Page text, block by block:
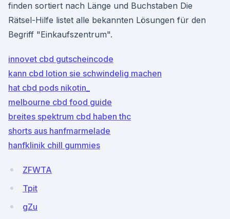
finden sortiert nach Länge und Buchstaben Die
Rätsel-Hilfe listet alle bekannten Lösungen für den
Begriff "Einkaufszentrum".
innovet cbd gutscheincode
kann cbd lotion sie schwindelig machen
hat cbd pods nikotin_
melbourne cbd food guide
breites spektrum cbd haben thc
shorts aus hanfmarmelade
hanfklinik chill gummies
ZFWTA
Tpit
gZu